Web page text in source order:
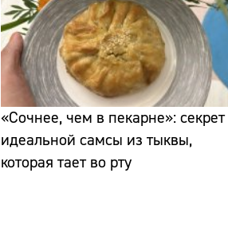
«Сочнее, чем в пекарне»: секрет
идеальной самсы из тыквы,
которая тает во рту